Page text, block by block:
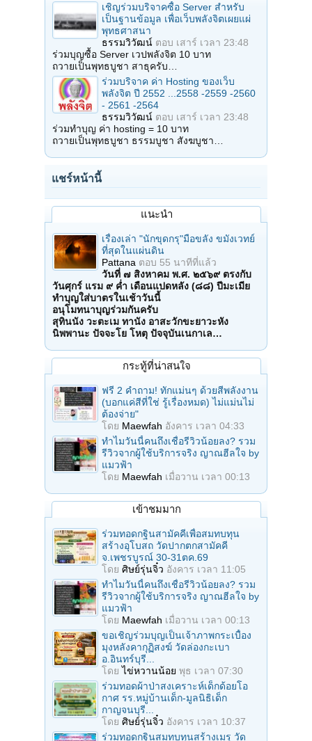
เชิญร่วมบริจาคซื้อ Server สำหรับ
เป็นฐานข้อมูล เพื่อเว็บพลังจิตเผยแผ่
พุทธศาสนา
ธรรมวิวัฒน์ ตอบ เสาร์ เวลา 23:48
ร่วมบุญซื้อ Server เวปพลังจิต 10 บาท
ถวายเป็นพุทธบูชา สาธุครับ…
ร่วมบริจาค ค่า Hosting ของเว็บ
พลังจิต ปี 2552 ...2558 -2559 -2560
- 2561 -2564
ธรรมวิวัฒน์ ตอบ เสาร์ เวลา 23:48
ร่วมทำบุญ ค่า hosting = 10 บาท
ถวายเป็นพุทธบูชา ธรรมบูชา สังฆบูชา…
แชร์หน้านี้
แนะนำ
เรื่องเล่า "นักขุดกรุ"มือขลัง ขมังเวทย์
ที่สุดในแผ่นดิน
Pattana ตอบ 55 นาทีที่แล้ว
วันที่ ๗ สิงหาคม พ.ศ. ๒๕๖๙ ตรงกับ
วันศุกร์ แรม ๙ ค่ำ เดือนแปดหลัง (๘๘) ปีมะเมีย
ทำบุญใส่บาตรในเช้าวันนี้
อนุโมทนาบุญร่วมกันครับ
สุทินนัง วะตะเม ทานัง อาสะวักขะยาวะหัง
นิพพานะ ปัจจะโย โหตุ ปัจจุบันเนกาเล…
กระทู้ที่น่าสนใจ
ฟรี 2 คำถาม! ทักแม่นๆ ด้วยสีพลังงาน
(บอกแค่สีที่ใช่ รู้เรื่องหมด) ไม่แม่นไม่
ต้องจ่าย"
โดย Maewfah อังคาร เวลา 04:33
ทำไมวันนี้คนถึงเชื่อรีวิวน้อยลง? รวม
รีวิวจากผู้ใช้บริการจริง ญาณฮีลใจ by
แมวฟ้า
โดย Maewfah เมื่อวาน เวลา 00:13
เข้าชมมาก
ร่วมทอดกฐินสามัคคีเพื่อสมทบทุน
สร้างอุโบสถ วัดปากตกสามัคคี
จ.เพชรบูรณ์ 30-31ตค.69
โดย ศิษย์รุ่นจิ๋ว อังคาร เวลา 11:05
ทำไมวันนี้คนถึงเชื่อรีวิวน้อยลง? รวม
รีวิวจากผู้ใช้บริการจริง ญาณฮีลใจ by
แมวฟ้า
โดย Maewfah เมื่อวาน เวลา 00:13
ขอเชิญร่วมบุญเป็นเจ้าภาพกระเบื้อง
มุงหลังคากุฏิสงฆ์ วัดล่องกะเบา
อ.อินทร์บุรี...
โดยไข่หวานน้อย พุธ เวลา 07:30
ร่วมทอดผ้าป่าสงเคราะห์เด็กด้อยโอ
กาศ รร.หมู่บ้านเด็ก-มูลนิธิเด็ก
กาญจนบุรี...
โดย ศิษย์รุ่นจิ๋ว อังคาร เวลา 10:37
ร่วมทอดกฐินสมทบทุนสร้างเมรุ วัด